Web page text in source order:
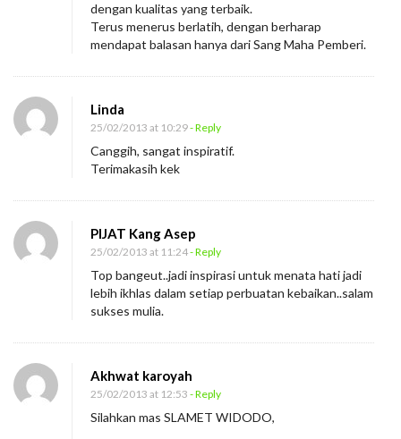
dengan kualitas yang terbaik.
Terus menerus berlatih, dengan berharap
mendapat balasan hanya dari Sang Maha Pemberi.
Linda
25/02/2013 at 10:29- Reply
Canggih, sangat inspiratif.
Terimakasih kek
PIJAT Kang Asep
25/02/2013 at 11:24- Reply
Top bangeut..jadi inspirasi untuk menata hati jadi
lebih ikhlas dalam setiap perbuatan kebaikan..salam
sukses mulia.
Akhwat karoyah
25/02/2013 at 12:53 - Reply
Silahkan mas SLAMET WIDODO,